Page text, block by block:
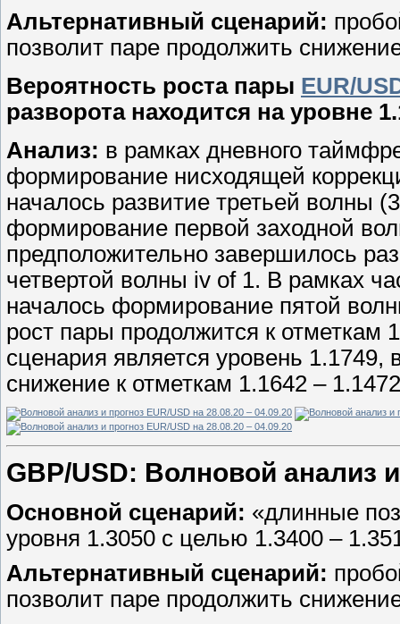
Альтернативный сценарий:
позволит паре продолжить
Вероятность роста пары EUR/
разворота находится на уровне
Анализ: в рамках дневного
формирование нисходящей
началось развитие третьей волны
формирование первой заходной
предположительно завершилось
четвертой волны iv of 1. В рамках
началось формирование пятой
рост пары продолжится к отметкам
сценария является уровень 1.1749,
снижение к отметкам 1.1642 –
GBP/USD: Волновой анализ
Основной сценарий: «длинные
уровня 1.3050 с целью 1.3400 –
Альтернативный сценарий:
позволит паре продолжить